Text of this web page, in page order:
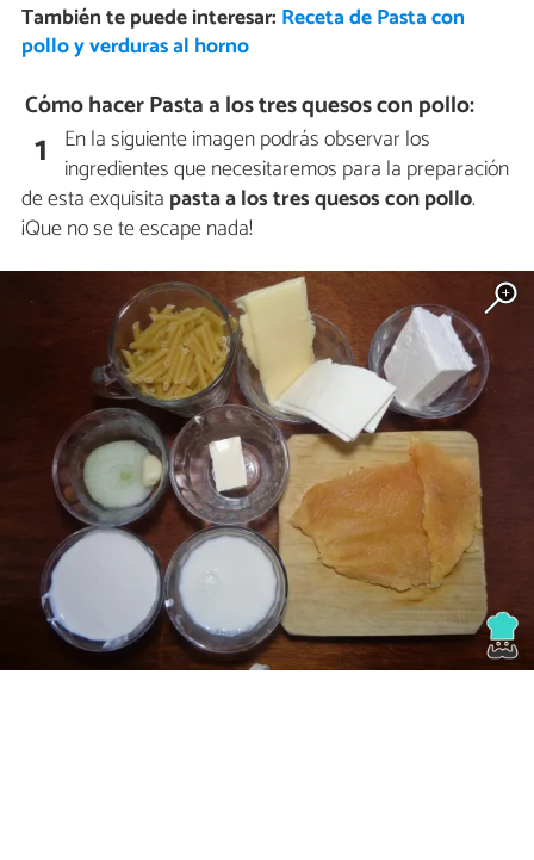
También te puede interesar: Receta de Pasta con
pollo y verduras al horno
Cómo hacer Pasta a los tres quesos con pollo:
1 En la siguiente imagen podrás observar los
ingredientes que necesitaremos para la preparación
de esta exquisita pasta a los tres quesos con pollo.
¡Que no se te escape nada!